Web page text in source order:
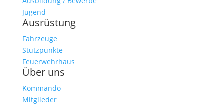
Jugend
Ausrüstung
Fahrzeuge
Stützpunkte
Feuerwehrhaus
Über uns
Kommando
Mitglieder